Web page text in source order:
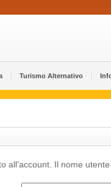
Turismo Alternativo
all'account. Il nome